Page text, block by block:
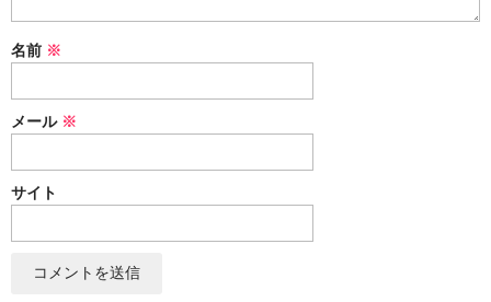
文具
洋菓子
名前 ※
メール ※
サイト